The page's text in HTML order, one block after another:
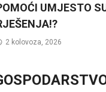
UMJESTO
2 kolovoza, 2026